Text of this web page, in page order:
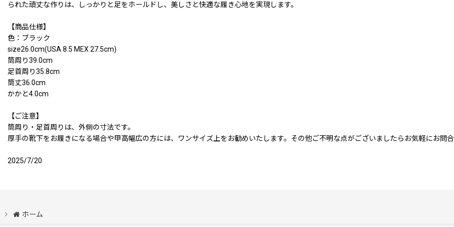
られた頑丈な作りは、しっかりと足をホールドし、美しさと快適な履き心地を実現します。
【商品仕様】
色：ブラック
size26.0cm(USA 8.5 MEX 27.5cm)
筒周り39.0cm
足首周り35.8cm
筒丈36.0cm
かかと4.0cm
【ご注意】
筒周り・足首周りは、外側の寸法です。
厚手の靴下をお履きになる場合や甲高幅広の方には、ワンサイズ上をお勧めいたします。その他ご不明な点がございましたらお気軽にお問合
2025/7/20
ホーム